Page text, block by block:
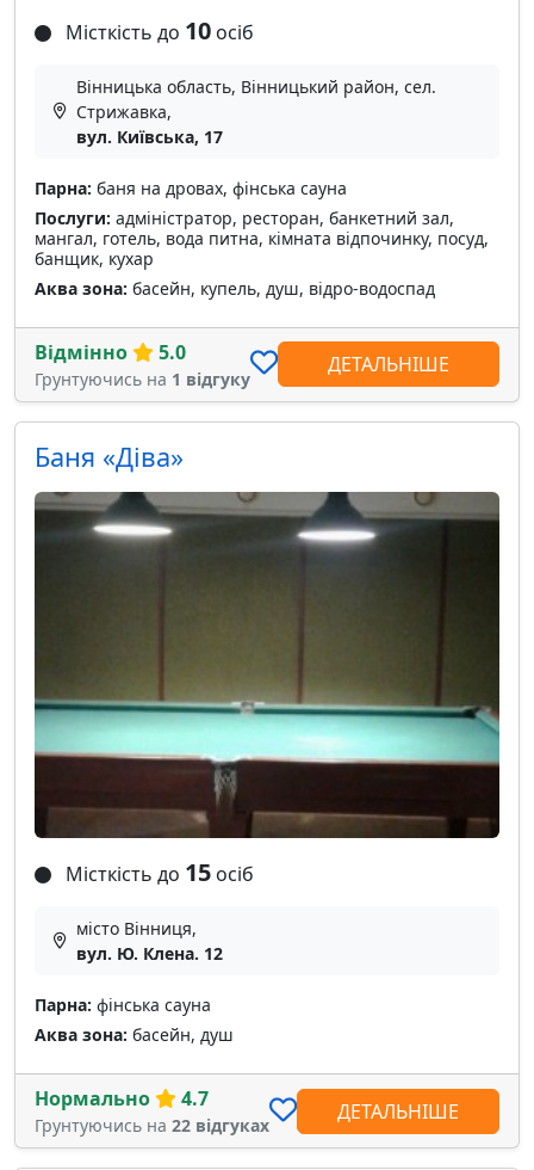
Місткість до 10 осіб
Вінницька область, Вінницький район, сел.
Стрижавка,
вул. Київська, 17
Парна: баня на дровах, фінська сауна
Послуги: адміністратор, ресторан, банкетний зал,
мангал, готель, вода питна, кімната відпочинку, посуд,
банщик, кухар
Аква зона: басейн, купель, душ, відро-водоспад
Відмінно 5.0
Грунтуючись на 1 відгуку
ДЕТАЛЬНІШЕ
Баня «Дiва»
Місткість до 15 осіб
місто Вінниця,
вул. Ю. Клена. 12
Парна: фінська сауна
Аква зона: басейн, душ
Нормально 4.7
Грунтуючись на 22 відгуках
ДЕТАЛЬНІШЕ